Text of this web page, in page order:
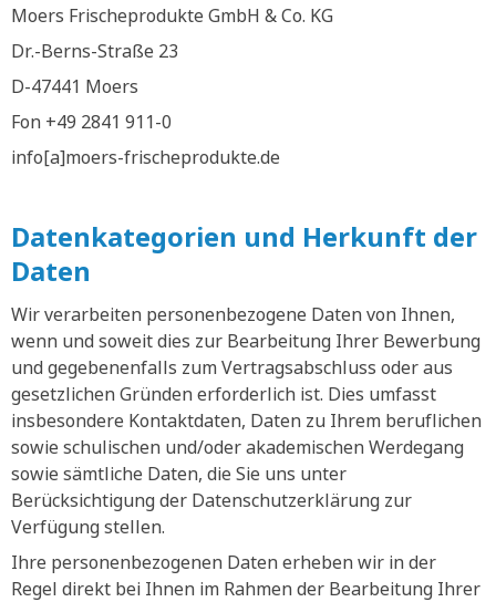
Moers Frischeprodukte GmbH & Co. KG
Dr.-Berns-Straße 23
D-47441 Moers
Fon +49 2841 911-0
info[a]moers-frischeprodukte.de
Datenkategorien und Herkunft der
Daten
Wir verarbeiten personenbezogene Daten von Ihnen,
wenn und soweit dies zur Bearbeitung Ihrer Bewerbung
und gegebenenfalls zum Vertragsabschluss oder aus
gesetzlichen Gründen erforderlich ist. Dies umfasst
insbesondere Kontaktdaten, Daten zu Ihrem beruflichen
sowie schulischen und/oder akademischen Werdegang
sowie sämtliche Daten, die Sie uns unter
Berücksichtigung der Datenschutzerklärung zur
Verfügung stellen.
Ihre personenbezogenen Daten erheben wir in der
Regel direkt bei Ihnen im Rahmen der Bearbeitung Ihrer